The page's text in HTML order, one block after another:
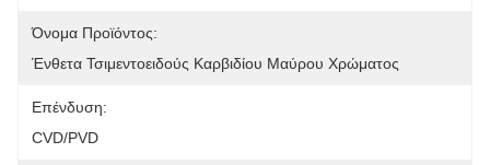
Όνομα Προϊόντος:
Ένθετα Τσιμεντοειδούς Καρβιδίου Μαύρου Χρώματος
Επένδυση:
CVD/PVD